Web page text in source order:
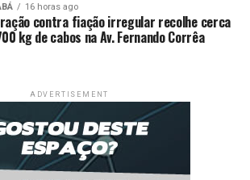
Rural entra em vigor hoje
nas lavouras de soja em MT
16 horas ago
contra fiação irregular recolhe cerca
kg de cabos na Av. Fernando Corrêa
ADVERTISEMENT